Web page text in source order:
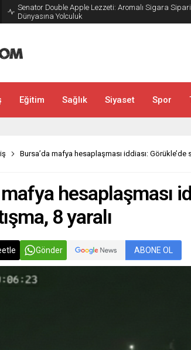
Bakırköy’de Dans Zamanı: Salsa ve Bachata Kursu
Eğitim Sağlık Siyaset Spor
Bursa’da mafya hesaplaşması iddiası: Görükle’de
hesaplaşması
8 yaralı
Gönder ABONE OL